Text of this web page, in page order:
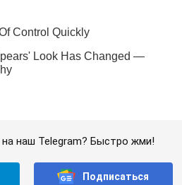
наш Telegram? Быстро жми!
Подписаться